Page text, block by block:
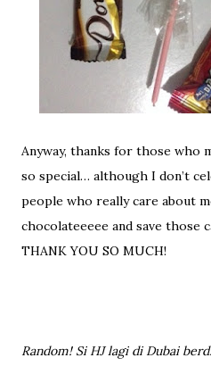
Anyway, thanks for those who
so special… although I don’t
people who really care about
chocolateeeee and save those
THANK YOU SO MUCH!
Random! Si HJ lagi di Dubai